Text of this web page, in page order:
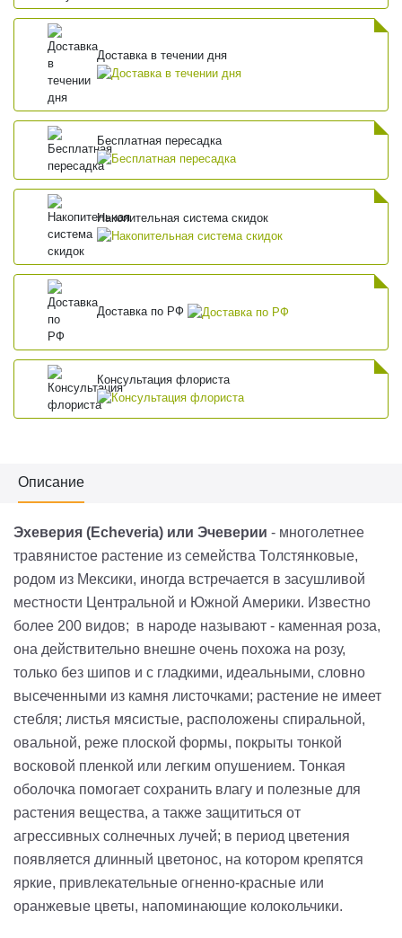
Доставка в течении дня
Бесплатная пересадка
Накопительная система скидок
Доставка по РФ
Консультация флориста
Описание
Эхеверия (Echeveria) или Эчеверии - многолетнее
травянистое растение из семейства Толстянковые,
родом из Мексики, иногда встречается в засушливой
местности Центральной и Южной Америки. Известно
более 200 видов; в народе называют - каменная роза,
она действительно внешне очень похожа на розу,
только без шипов и с гладкими, идеальными, словно
высеченными из камня листочками; растение не имеет
стебля; листья мясистые, расположены спиральной,
овальной, реже плоской формы, покрыты тонкой
восковой пленкой или легким опушением. Тонкая
оболочка помогает сохранить влагу и полезные для
растения вещества, а также защититься от
агрессивных солнечных лучей; в период цветения
появляется длинный цветонос, на котором крепятся
яркие, привлекательные огненно-красные или
оранжевые цветы, напоминающие колокольчики.